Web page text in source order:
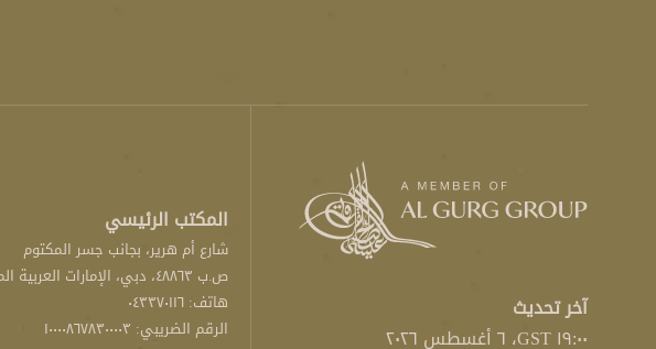
آخر تحديث
١٩:٠٠ GST، ٦ أغسطس ٢٠٢٦
المكتب الرئيسي
شارع أم هرير، بجانب جسر المكتوم
ص.ب ٤۸۸٦۳، دبي، الإمارات العربية المتحدة
هاتف: ٠٤٣٣٧٠١١٦
الرقم الضريبي: ١٠٠٠٠٨٦٧٨٣٠٠٠٠٣